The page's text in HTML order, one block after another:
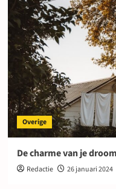
Overige
De charme van je
Redactie 26 januari 2024